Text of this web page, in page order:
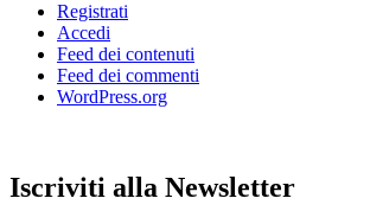
Registrati
Accedi
Feed dei contenuti
Feed dei commenti
WordPress.org
Iscriviti alla Newsletter